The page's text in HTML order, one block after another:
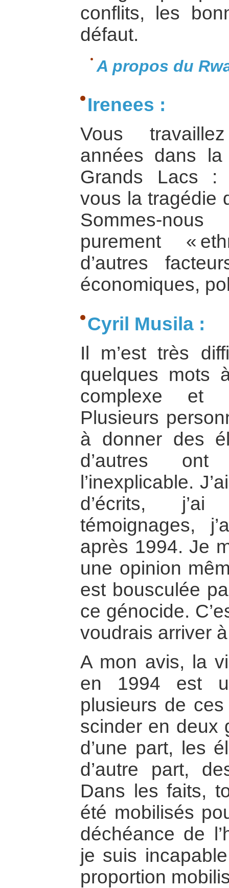
conflits, les
défaut.
A propos du
Irenees :
Vous
années dans
Grands Lacs :
vous la tragédie
Sommes-
purement «
d’autres
économiques,
Cyril Musila :
Il m’est très
quelques mots
complexe et
Plusieurs
à donner des
d’autres ont
l’inexplicable.
d’écrits, j’ai
témoignages,
après 1994. Je
une opinion
est bousculée
ce génocide.
voudrais arriver
A mon avis, la
en 1994 est
plusieurs de
scinder en deux
d’une part, les
d’autre part,
Dans les faits,
été mobilisés
déchéance de
je suis
proportion